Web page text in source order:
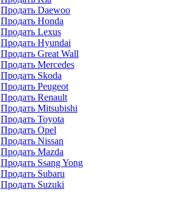
Продать Daewoo
Продать Honda
Продать Lexus
Продать Hyundai
Продать Great Wall
Продать Mercedes
Продать Skoda
Продать Peugeot
Продать Renault
Продать Mitsubishi
Продать Toyota
Продать Opel
Продать Nissan
Продать Mazda
Продать Ssang Yong
Продать Subaru
Продать Suzuki